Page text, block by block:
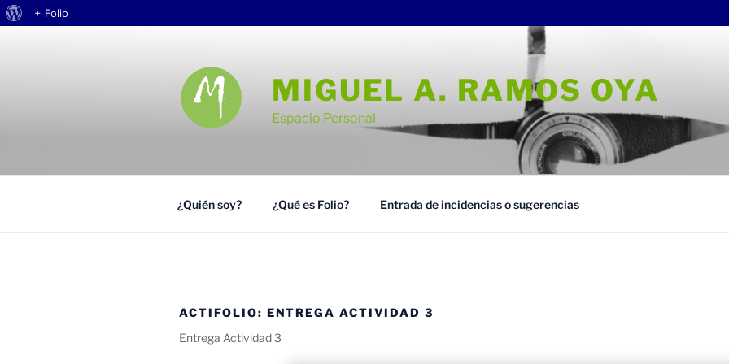
Acerca
+ Folio
MIGUEL A. RAMOS OYA
Espacio Personal
¿Quién soy? ¿Qué es Folio? Entrada de incidencias o sugerencias
ACTIFOLIO: ENTREGA ACTIVIDAD 3
Entrega Actividad 3